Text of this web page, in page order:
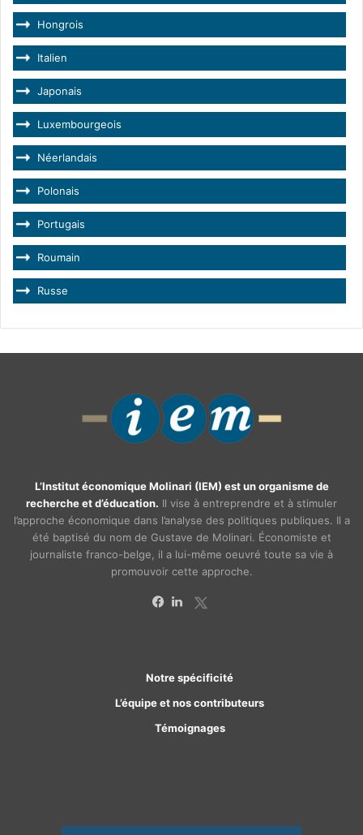
Hongrois
Italien
Japonais
Luxembourgeois
Néerlandais
Polonais
Portugais
Roumain
Russe
L’Institut économique Molinari (IEM) est un organisme de
recherche et d’éducation. Il vise à entreprendre et à stimuler
l’approche économique dans l’analyse des politiques publiques. Il a
été baptisé du nom de Gustave de Molinari. Économiste et
journaliste franco-belge, il a lui-même oeuvré toute sa vie à
promouvoir cette approche.
Notre spécificité
L’équipe et nos contributeurs
Témoignages